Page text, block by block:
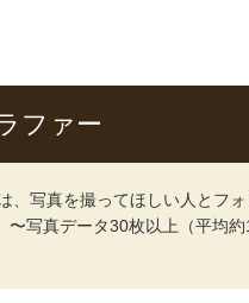
ファー
、写真を撮ってほしい人とフ
写真データ30枚以上（平均約